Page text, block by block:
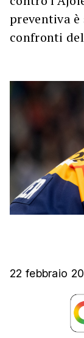
preventiva
confronti
22 febbraio